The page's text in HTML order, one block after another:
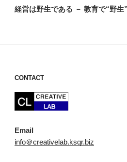
ゲ
の
経営は野生である － 教育で“野生
CONTACT
Email
info＠creativelab.ksqr.biz